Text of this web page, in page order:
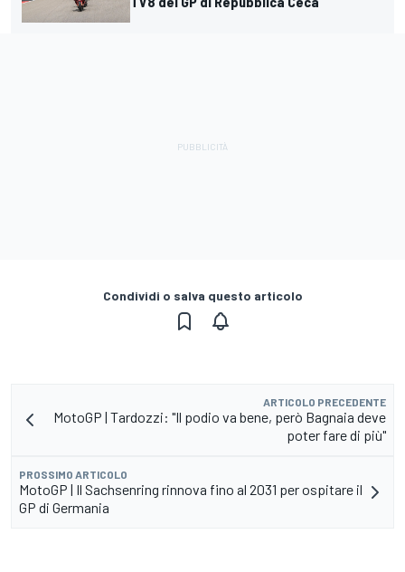
Condividi o salva questo articolo
ARTICOLO PRECEDENTE
MotoGP | Tardozzi: "Il podio va bene, però Bagnaia deve
poter fare di più"
PROSSIMO ARTICOLO
MotoGP | Il Sachsenring rinnova fino al 2031 per ospitare il
GP di Germania